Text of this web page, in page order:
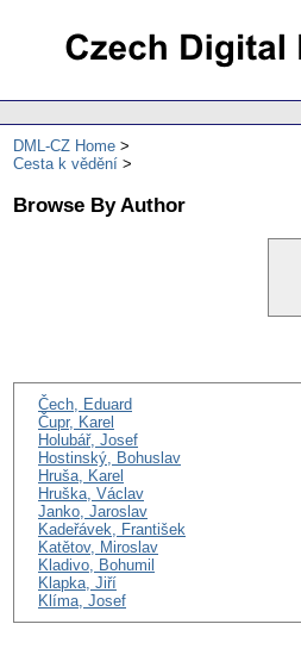
DML-CZ Home
Cesta k vědění
Browse By Author
Čech, Eduard
Čupr, Karel
Holubář, Josef
Hostinský, Bohuslav
Hruša, Karel
Hruška, Václav
Janko, Jaroslav
Kadeřávek, František
Katětov, Miroslav
Kladivo, Bohumil
Klapka, Jiří
Klíma, Josef